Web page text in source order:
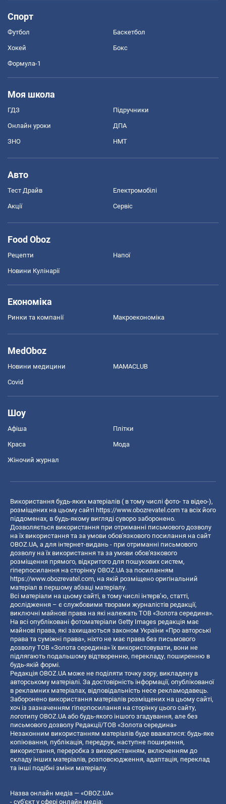
Спорт
Футбол Баскетбол
Хокей Бокс
Формула-1
Моя школа
ГДЗ Підручники
Онлайн уроки ДПА
ЗНО НМТ
Авто
Тест Драйв Електромобілі
Акції Сервіс
Food Oboz
Рецепти Напої
Новини Кулінарії
Економіка
Ринки та компанії Макроекономіка
MedOboz
Новини медицини MAMACLUB
Covid
Шоу
Афіша Плітки
Краса Мода
Жіночий журнал
Використання будь-яких матеріалів ( в тому числі фото- та відео-),
розміщених на цьому сайті https://www.obozrevatel.com та всіх його
піддоменах, в будь-якому вигляді суворо заборонено.
Дозволяється використання при отриманні письмового дозволу
на їх використання та за умови обов'язкового посилання на сайт
OBOZ.UA, а для інтернет-видань - при отриманні письмового
дозволу на їх використання та за умови обов'язкового
розміщення прямого, відкритого для пошукових систем,
гіперпосилання на сторінку OBOZ.UA за посиланням
https://www.obozrevatel.com, на якій розміщено оригінальний
матеріал в першому абзаці матеріалу.
Всі матеріали на цьому сайті, в тому числі інтерв’ю, статті,
дослідження – є службовими творами журналістів редакції,
виключні майнові права на які належать ТОВ «Золота середина».
На всі опубліковані фотоматеріали Getty Images редакція має
майнові права, які захищаються законом України «Про авторські
права та суміжні права», ніхто не має права без письмового
дозволу ТОВ «Золота середина» їх використовувати, вони не
підлягають подальшому відтворенню, перекладу, поширенню в
будь-якій формі.
Редакція OBOZ.UA може не поділяти точку зору, викладену в
авторському матеріалі. За достовірність інформації, опублікованої
в рекламних матеріалах, відповідальність несе рекламодавець.
Заборонено використання матеріалів розміщених на цьому сайті,
хоч із зазначенням гіперпосилання на сторінку цього сайту,
логотипу OBOZ.UA або будь-якого іншого згадування, але без
письмового дозволу Редакції/ТОВ «Золота середина»
Незаконним використанням матеріалів буде вважатися: будь-яке
копiювання, публiкацiя, передрук, наступне поширення,
використання, переробка з використанням, включенням до
складу інших матеріалів, розповсюдження, адаптація, переклад
та інші подібні зміни матеріалу.
Назва онлайн медіа — «OBOZ.UA»
- суб'єкт у сфері онлайн медіа;